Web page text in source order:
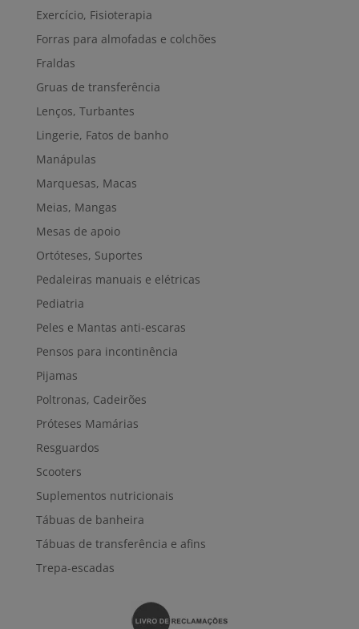
Exercício, Fisioterapia
Forras para almofadas e colchões
Fraldas
Gruas de transferência
Lenços, Turbantes
Lingerie, Fatos de banho
Manápulas
Marquesas, Macas
Meias, Mangas
Mesas de apoio
Ortóteses, Suportes
Pedaleiras manuais e elétricas
Pediatria
Peles e Mantas anti-escaras
Pensos para incontinência
Pijamas
Poltronas, Cadeirões
Próteses Mamárias
Resguardos
Scooters
Suplementos nutricionais
Tábuas de banheira
Tábuas de transferência e afins
Trepa-escadas